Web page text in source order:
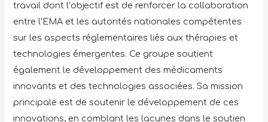
travail dont l’objectif est de renforcer la collaboration
entre l’EMA et les autorités nationales compétentes
sur les aspects réglementaires liés aux thérapies et
technologies émergentes. Ce groupe soutient
également le développement des médicaments
innovants et des technologies associées. Sa mission
principale est de soutenir le développement de ces
innovations, en comblant les lacunes dans le soutien